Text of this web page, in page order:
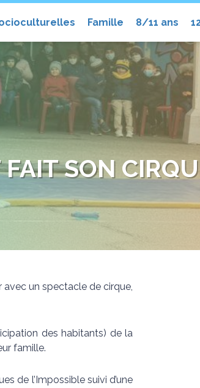
Famille 8/11 ans
SON
un spectacle de cirque,
des habitants) de la
famille.
de l’Impossible suivi d’une